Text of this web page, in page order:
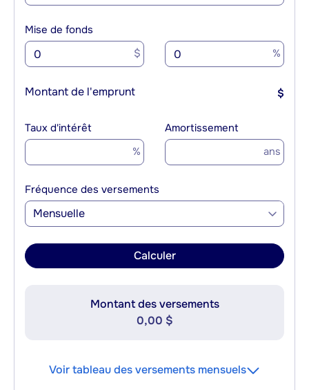
Mise de fonds
$ %
Montant de l'emprunt $
Taux d'intérêt
%
Amortissement
ans
Fréquence des versements
Mensuelle
Calculer
Montant des versements
0,00 $
Voir tableau des versements mensuels